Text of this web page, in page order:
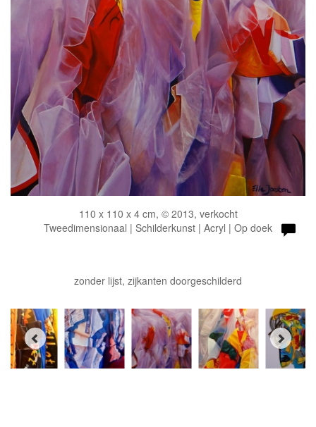
110 x 110 x 4 cm, © 2013, verkocht
Tweedimensionaal | Schilderkunst | Acryl | Op doek
zonder lijst, zijkanten doorgeschilderd